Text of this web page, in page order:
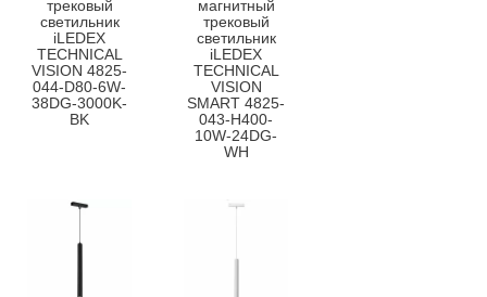
трековый
светильник
iLEDEX
TECHNICAL
VISION 4825-
044-D80-6W-
38DG-3000K-
BK
магнитный
трековый
светильник
iLEDEX
TECHNICAL
VISION
SMART 4825-
043-H400-
10W-24DG-
WH